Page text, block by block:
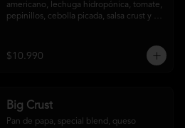
americano, lechuga hidropónica, tomate,
pepinillos, cebolla picada, salsa crust y
$10.990
Big Crust
Pan de papa, special blend, queso